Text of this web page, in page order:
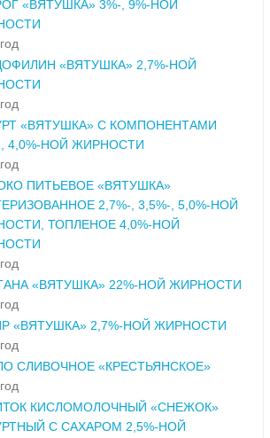
«ВЯТУШКА» 3%-, 9%-НОЙ
«ВЯТУШКА» 2,7%-НОЙ
«ВЯТУШКА» С КОМПОНЕНТАМИ
, 4,0%-НОЙ ЖИРНОСТИ
ПИТЬЕВОЕ «ВЯТУШКА»
2,7%-, 3,5%-, 5,0%-НОЙ
ТОПЛЕНОЕ 4,0%-НОЙ
«ВЯТУШКА» 22%-НОЙ ЖИРНОСТИ
«ВЯТУШКА» 2,7%-НОЙ ЖИРНОСТИ
СЛИВОЧНОЕ «КРЕСТЬЯНСКОЕ»
КИСЛОМОЛОЧНЫЙ «СНЕЖОК»
С САХАРОМ 2,5%-НОЙ